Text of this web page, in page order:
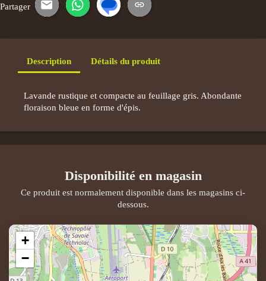
Partager E-mail WhatsApp
SMS Copier le lien
Description Détails du produit
Lavande rustique et compacte au feuillage gris. Abondante
floraison bleue en forme d'épis.
Disponibilité en magasin
Ce produit est normalement disponible dans les magasins ci-
dessous.
+
−